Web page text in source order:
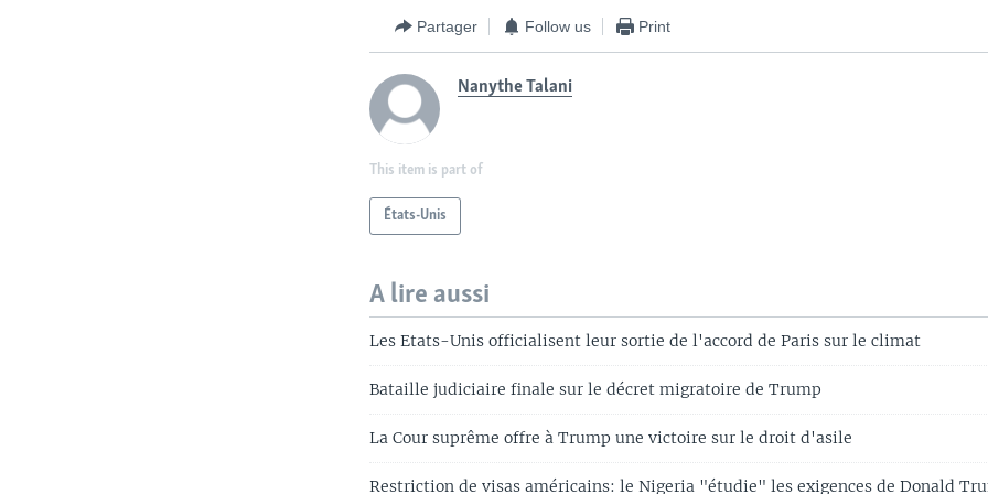
Partager Follow us Print
Nanythe Talani
This item is part of
États-Unis
A lire aussi
Les Etats-Unis officialisent leur sortie de l'accord de Paris sur le climat
Bataille judiciaire finale sur le décret migratoire de Trump
La Cour suprême offre à Trump une victoire sur le droit d'asile
Restriction de visas américains: le Nigeria "étudie" les exigences de Donald